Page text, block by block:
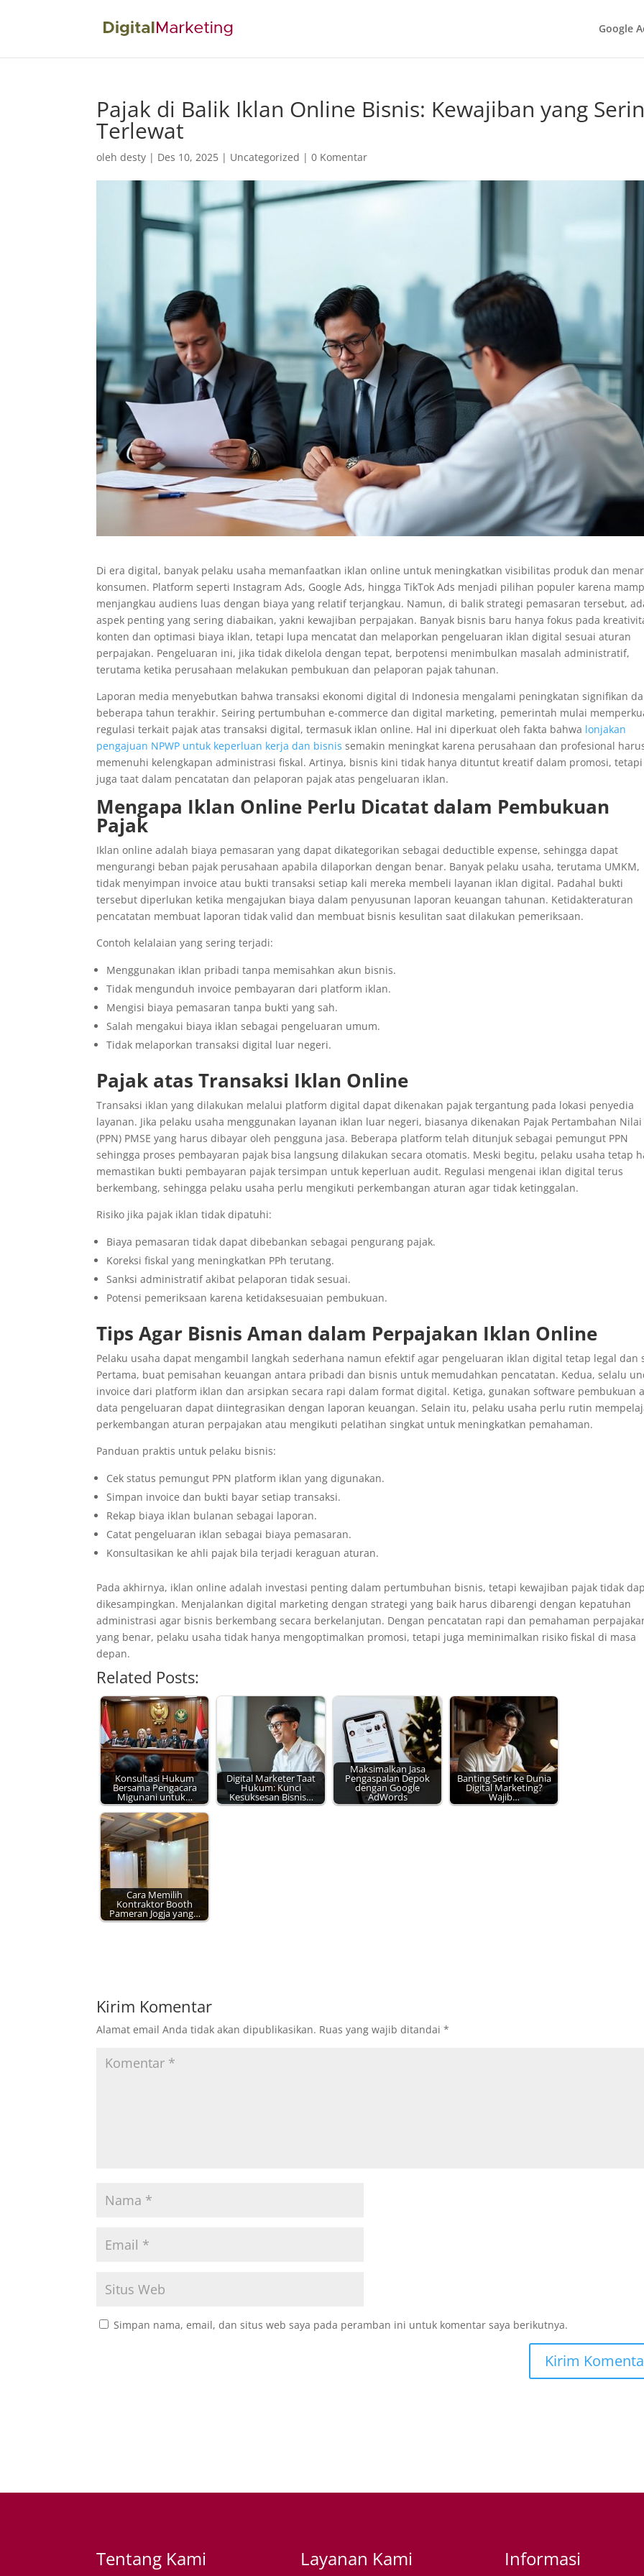
Google
Pajak di Balik Iklan Online Bisnis: Kewajiban yang
Terlewat
olehdesty | Des 10, 2025 | Uncategorized |0 Komentar
Di era digital, banyak pelaku usaha memanfaatkan iklan online untuk meningkatkan visibilitas produk dan
konsumen. Platform seperti Instagram Ads, Google Ads, hingga TikTok Ads menjadi pilihan populer karena
menjangkau audiens luas dengan biaya yang relatif terjangkau. Namun, di balik strategi pemasaran tersebut,
aspek penting yang sering diabaikan, yakni kewajiban perpajakan. Banyak bisnis baru hanya fokus pada
konten dan optimasi biaya iklan, tetapi lupa mencatat dan melaporkan pengeluaran iklan digital sesuai aturan
perpajakan. Pengeluaran ini, jika tidak dikelola dengan tepat, berpotensi menimbulkan masalah administratif,
terutama ketika perusahaan melakukan pembukuan dan pelaporan pajak tahunan.
Laporan media menyebutkan bahwa transaksi ekonomi digital di Indonesia mengalami peningkatan signifikan
beberapa tahun terakhir. Seiring pertumbuhan e-commerce dan digital marketing, pemerintah mulai
regulasi terkait pajak atas transaksi digital, termasuk iklan online. Hal ini diperkuat oleh fakta bahwa lonjakan
pengajuan NPWP untuk keperluan kerja dan bisnis semakin meningkat karena perusahaan dan profesional
memenuhi kelengkapan administrasi fiskal. Artinya, bisnis kini tidak hanya dituntut kreatif dalam promosi, tetapi
juga taat dalam pencatatan dan pelaporan pajak atas pengeluaran iklan.
Mengapa Iklan Online Perlu Dicatat dalam Pembukuan
Pajak
Iklan online adalah biaya pemasaran yang dapat dikategorikan sebagai deductible expense, sehingga dapat
mengurangi beban pajak perusahaan apabila dilaporkan dengan benar. Banyak pelaku usaha, terutama UMKM,
tidak menyimpan invoice atau bukti transaksi setiap kali mereka membeli layanan iklan digital. Padahal bukti
tersebut diperlukan ketika mengajukan biaya dalam penyusunan laporan keuangan tahunan. Ketidakteraturan
pencatatan membuat laporan tidak valid dan membuat bisnis kesulitan saat dilakukan pemeriksaan.
Contoh kelalaian yang sering terjadi:
Menggunakan iklan pribadi tanpa memisahkan akun bisnis.
Tidak mengunduh invoice pembayaran dari platform iklan.
Mengisi biaya pemasaran tanpa bukti yang sah.
Salah mengakui biaya iklan sebagai pengeluaran umum.
Tidak melaporkan transaksi digital luar negeri.
Pajak atas Transaksi Iklan Online
Transaksi iklan yang dilakukan melalui platform digital dapat dikenakan pajak tergantung pada lokasi penyedia
layanan. Jika pelaku usaha menggunakan layanan iklan luar negeri, biasanya dikenakan Pajak Pertambahan Nilai
(PPN) PMSE yang harus dibayar oleh pengguna jasa. Beberapa platform telah ditunjuk sebagai pemungut PPN
sehingga proses pembayaran pajak bisa langsung dilakukan secara otomatis. Meski begitu, pelaku usaha tetap
memastikan bukti pembayaran pajak tersimpan untuk keperluan audit. Regulasi mengenai iklan digital terus
berkembang, sehingga pelaku usaha perlu mengikuti perkembangan aturan agar tidak ketinggalan.
Risiko jika pajak iklan tidak dipatuhi:
Biaya pemasaran tidak dapat dibebankan sebagai pengurang pajak.
Koreksi fiskal yang meningkatkan PPh terutang.
Sanksi administratif akibat pelaporan tidak sesuai.
Potensi pemeriksaan karena ketidaksesuaian pembukuan.
Tips Agar Bisnis Aman dalam Perpajakan Iklan Online
Pelaku usaha dapat mengambil langkah sederhana namun efektif agar pengeluaran iklan digital tetap legal dan
Pertama, buat pemisahan keuangan antara pribadi dan bisnis untuk memudahkan pencatatan. Kedua, selalu
invoice dari platform iklan dan arsipkan secara rapi dalam format digital. Ketiga, gunakan software pembukuan
data pengeluaran dapat diintegrasikan dengan laporan keuangan. Selain itu, pelaku usaha perlu rutin
perkembangan aturan perpajakan atau mengikuti pelatihan singkat untuk meningkatkan pemahaman.
Panduan praktis untuk pelaku bisnis:
Cek status pemungut PPN platform iklan yang digunakan.
Simpan invoice dan bukti bayar setiap transaksi.
Rekap biaya iklan bulanan sebagai laporan.
Catat pengeluaran iklan sebagai biaya pemasaran.
Konsultasikan ke ahli pajak bila terjadi keraguan aturan.
Pada akhirnya, iklan online adalah investasi penting dalam pertumbuhan bisnis, tetapi kewajiban pajak tidak
dikesampingkan. Menjalankan digital marketing dengan strategi yang baik harus dibarengi dengan kepatuhan
administrasi agar bisnis berkembang secara berkelanjutan. Dengan pencatatan rapi dan pemahaman
yang benar, pelaku usaha tidak hanya mengoptimalkan promosi, tetapi juga meminimalkan risiko fiskal di masa
depan.
Related Posts:
Konsultasi Hukum
Bersama Pengacara
Migunani untuk…
Digital Marketer Taat
Hukum: Kunci
Kesuksesan Bisnis…
Maksimalkan Jasa
Pengaspalan Depok
dengan Google
AdWords
Banting Setir ke Dunia
Digital Marketing?
Wajib…
Cara Memilih
Kontraktor Booth
Pameran Jogja yang…
Kirim Komentar
Alamat email Anda tidak akan dipublikasikan. Ruas yang wajib ditandai*
Simpan nama, email, dan situs web saya pada peramban ini untuk komentar saya berikutnya.
Tentang Kami Layanan Kami Informasi